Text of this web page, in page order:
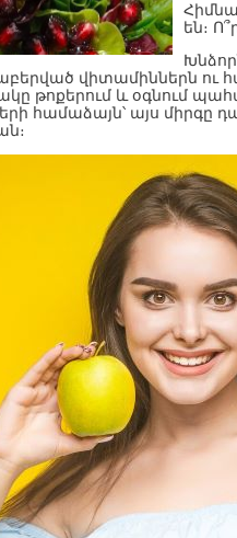
են։
վիտամիններն ու
թոքերում և օգնում
համաձայն՝ այս միրգը